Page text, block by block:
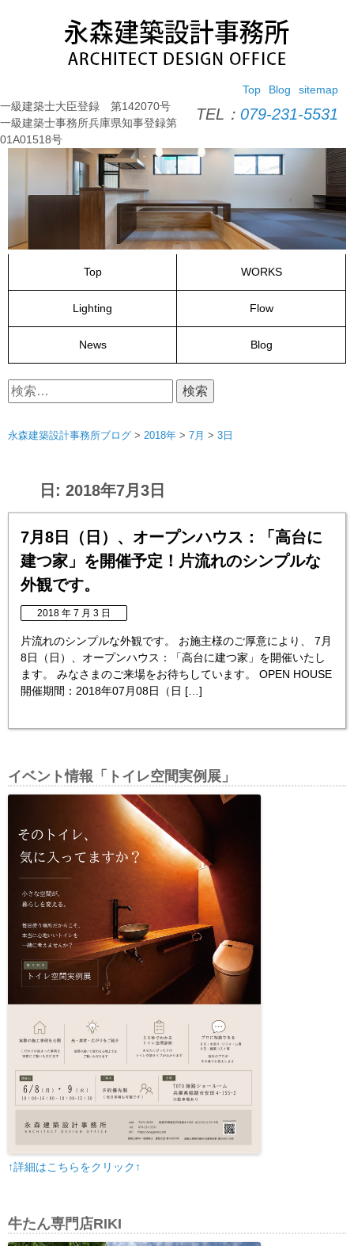
ス
キ
ッ
sitemap
Blog
Top
TEL： 079-231-5531
一級建築士大臣登録 第142070号
一級建築士事務所兵庫県知事登録第
01A01518号
Top WORKS
Lighting Flow
News Blog
検
索:
永森建築設計事務所ブログ > 2018年 > 7月 > 3日
日: 2018年7月3日
7月8日（日）、オープンハウス：「高台に
建つ家」を開催予定！片流れのシンプルな
外観です。
2018 年 7 月 3 日
片流れのシンプルな外観です。 お施主様のご厚意により、 7月
8日（日）、オープンハウス：「高台に建つ家」を開催いたし
ます。 みなさまのご来場をお待ちしています。 OPEN HOUSE
開催期間：2018年07月08日（日 […]
イベント情報「トイレ空間実例展」
↑詳細はこちらをクリック↑
牛たん専門店RIKI